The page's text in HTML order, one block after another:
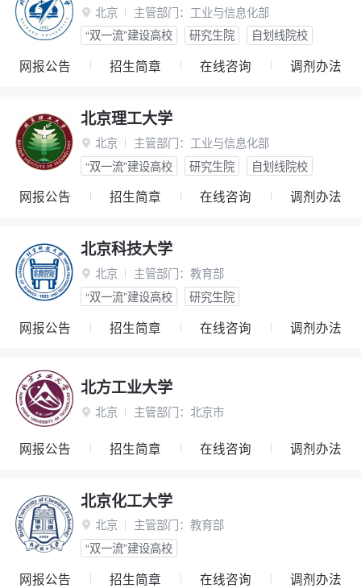
 北京 主管部门： 工业与信息化部
“双一流”建设高校
研究生院 自划线院校
网报公告 招生简章 在线咨询 调剂办法
北京理工大学
 北京 主管部门： 工业与信息化部
“双一流”建设高校
研究生院 自划线院校
网报公告 招生简章 在线咨询 调剂办法
北京科技大学
 北京 主管部门： 教育部
“双一流”建设高校
研究生院
网报公告 招生简章 在线咨询 调剂办法
北方工业大学
 北京 主管部门： 北京市
网报公告 招生简章 在线咨询 调剂办法
北京化工大学
 北京 主管部门： 教育部
“双一流”建设高校
网报公告 招生简章 在线咨询 调剂办法